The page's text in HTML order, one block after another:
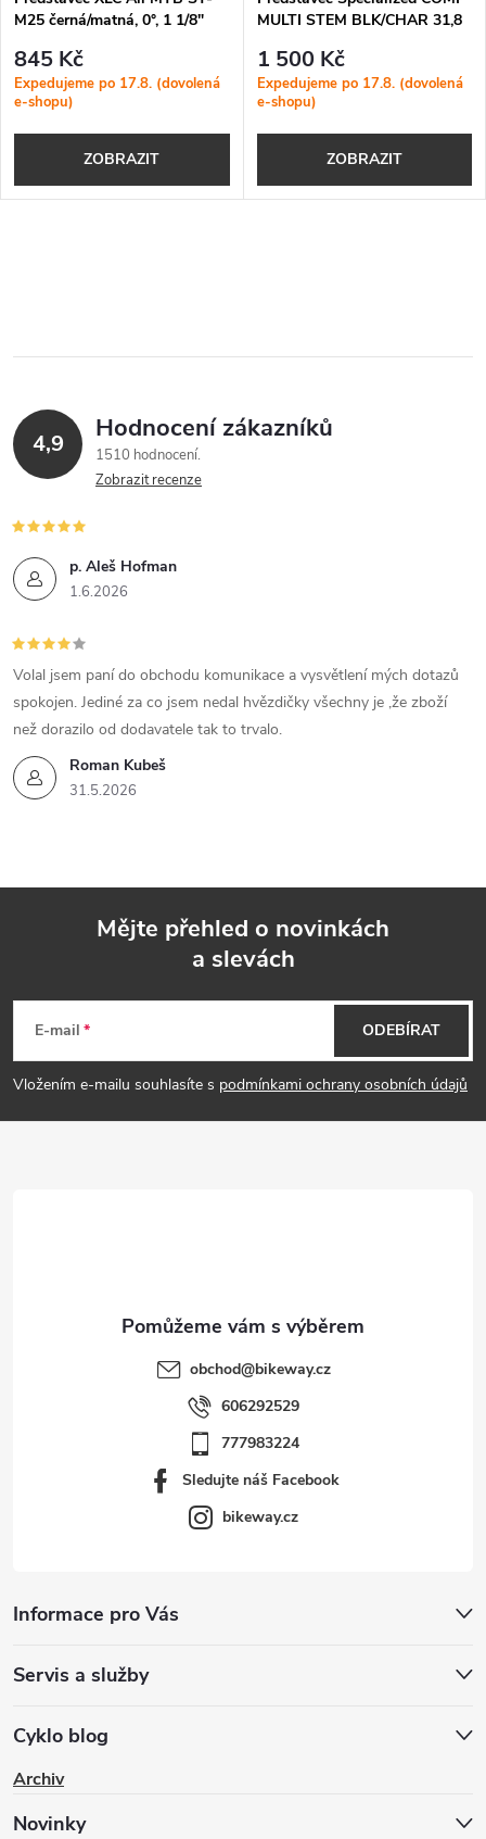
M25 černá/matná, 0°, 1 1/8"
845 Kč
Expedujeme po 17.8. (dovolená
e-shopu)
ZOBRAZIT
MULTI STEM BLK/CHAR 31,8
1 500 Kč
Expedujeme po 17.8. (dovolená
e-shopu)
ZOBRAZIT
l
d
a
c
í
p
r
v
k
y
s
4,9 Hodnocení zákazníků
1510 hodnocení
Zobrazit recenze
p. Aleš Hofman
1.6.2026
Roman Kubeš
31.5.2026
Volal jsem paní do obchodu komunikace a vysvětlení mých dotazů
spokojen. Jediné za co jsem nedal hvězdičky všechny je ,že zboží
než dorazilo od dodavatele tak to trvalo.
p
Mějte přehled o novinkách
a slevách
E-mail
Vložením e-mailu souhlasíte s podmínkami ochrany osobních údajů
ODEBÍRAT
obchod@bikeway.cz
606292529
777983224
Sledujte náš Facebook
bikeway.cz
Informace pro Vás
Servis a služby
Cyklo blog
Archiv
Novinky